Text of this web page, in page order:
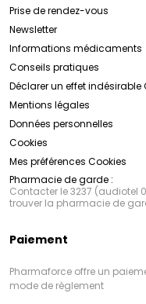
Prise de rendez-vous
Newsletter
Informations médicaments
Conseils pratiques
Déclarer un effet indésirable
Mentions légales
Données personnelles
Cookies
Mes préférences Cookies
Pharmacie de garde :
Contacter le 3237
trouver la pharmacie de
Paiement
Pharmaforce offre un
mode de règlement